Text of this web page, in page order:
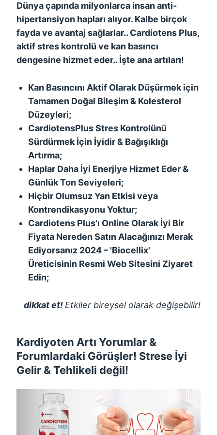
Dünya çapında milyonlarca insan anti-
hipertansiyon hapları alıyor. Kalbe birçok
fayda ve avantaj sağlarlar.. Cardiotens Plus,
aktif stres kontrolü ve kan basıncı
dengesine hizmet eder.. İşte ana artıları!
Kan Basıncını Aktif Olarak Düşürmek için
Tamamen Doğal Bileşim & Kolesterol
Düzeyleri;
CardiotensPlus Stres Kontrolünü
Sürdürmek İçin İyidir & Bağışıklığı
Artırma;
Haplar Daha İyi Enerjiye Hizmet Eder &
Günlük Ton Seviyeleri;
Hiçbir Olumsuz Yan Etkisi veya
Kontrendikasyonu Yoktur;
Cardiotens Plus'ı Online Olarak İyi Bir
Fiyata Nereden Satın Alacağınızı Merak
Ediyorsanız 2024 – 'Biocellix'
Üreticisinin Resmi Web Sitesini Ziyaret
Edin;
dikkat et! Etkiler bireysel olarak değişebilir!
Kardiyoten Artı Yorumlar &
Forumlardaki Görüşler! Strese İyi
Gelir & Tehlikeli değil!